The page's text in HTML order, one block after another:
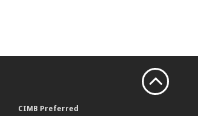
CIMB Preferred